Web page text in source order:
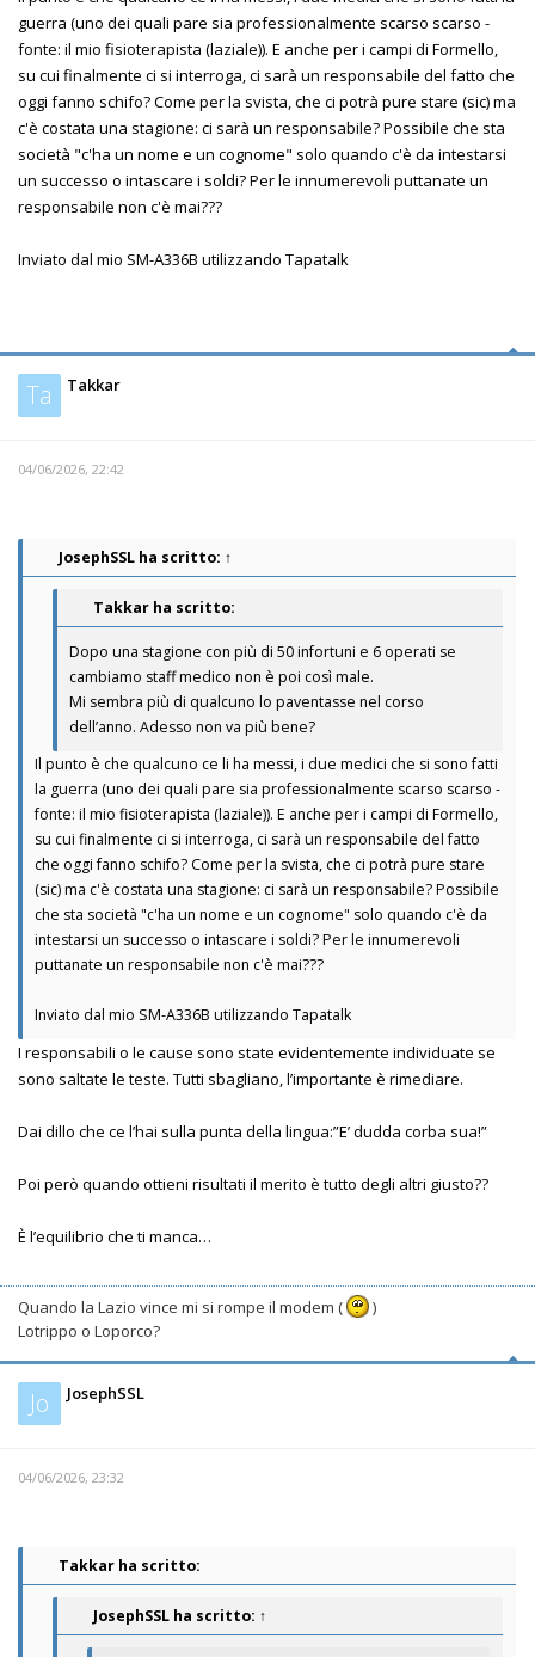
guerra (uno dei quali pare sia professionalmente scarso scarso -
fonte: il mio fisioterapista (laziale)). E anche per i campi di Formello,
su cui finalmente ci si interroga, ci sarà un responsabile del fatto che
oggi fanno schifo? Come per la svista, che ci potrà pure stare (sic) ma
c'è costata una stagione: ci sarà un responsabile? Possibile che sta
società "c'ha un nome e un cognome" solo quando c'è da intestarsi
un successo o intascare i soldi? Per le innumerevoli puttanate un
responsabile non c'è mai???
Inviato dal mio SM-A336B utilizzando Tapatalk
Ta Takkar
04/06/2026, 22:42
JosephSSL ha scritto: ↑
Takkar ha scritto:
Dopo una stagione con più di 50 infortuni e 6 operati se
cambiamo staff medico non è poi così male.
Mi sembra più di qualcuno lo paventasse nel corso
dell’anno. Adesso non va più bene?
Il punto è che qualcuno ce li ha messi, i due medici che si sono fatti
la guerra (uno dei quali pare sia professionalmente scarso scarso -
fonte: il mio fisioterapista (laziale)). E anche per i campi di Formello,
su cui finalmente ci si interroga, ci sarà un responsabile del fatto
che oggi fanno schifo? Come per la svista, che ci potrà pure stare
(sic) ma c'è costata una stagione: ci sarà un responsabile? Possibile
che sta società "c'ha un nome e un cognome" solo quando c'è da
intestarsi un successo o intascare i soldi? Per le innumerevoli
puttanate un responsabile non c'è mai???
Inviato dal mio SM-A336B utilizzando Tapatalk
I responsabili o le cause sono state evidentemente individuate se
sono saltate le teste. Tutti sbagliano, l’importante è rimediare.
Dai dillo che ce l’hai sulla punta della lingua:”E’ dudda corba sua!”
Poi però quando ottieni risultati il merito è tutto degli altri giusto??
È l’equilibrio che ti manca…
Quando la Lazio vince mi si rompe il modem (
)
Lotrippo o Loporco?
Jo JosephSSL
04/06/2026, 23:32
Takkar ha scritto:
JosephSSL ha scritto: ↑